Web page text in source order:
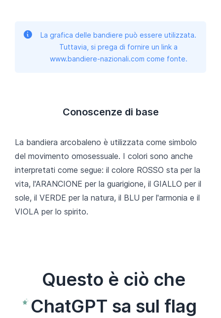
La grafica delle bandiere può essere utilizzata.
Tuttavia, si prega di fornire un link a
www.bandiere-nazionali.com come fonte.
Conoscenze di base
La bandiera arcobaleno è utilizzata come simbolo
del movimento omosessuale. I colori sono anche
interpretati come segue: il colore ROSSO sta per la
vita, l'ARANCIONE per la guarigione, il GIALLO per il
sole, il VERDE per la natura, il BLU per l'armonia e il
VIOLA per lo spirito.
Questo è ciò che
ChatGPT sa sul flag